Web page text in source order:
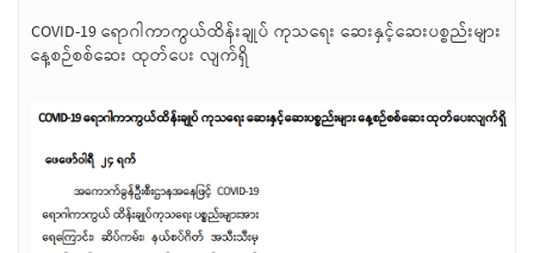
COVID-19 ရောဂါကာကွယ်ထိန်းချုပ် ကုသရေး ဆေးနှင့်ဆေးပစ္စည်းများ
နေ့စဉ်စစ်ဆေး ထုတ်ပေး လျက်ရှိ